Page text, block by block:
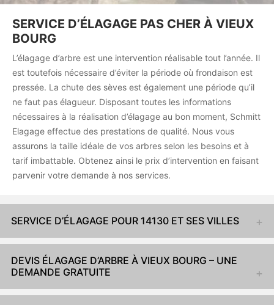
SERVICE D’ÉLAGAGE PAS CHER À VIEUX
BOURG
L’élagage d’arbre est une intervention réalisable tout l’année. Il
est toutefois nécessaire d’éviter la période où frondaison est
pressée. La chute des sèves est également une période qu’il
ne faut pas élagueur. Disposant toutes les informations
nécessaires à la réalisation d’élagage au bon moment, Schmitt
Elagage effectue des prestations de qualité. Nous vous
assurons la taille idéale de vos arbres selon les besoins et à
tarif imbattable. Obtenez ainsi le prix d’intervention en faisant
parvenir votre demande à nos services.
SERVICE D’ÉLAGAGE POUR 14130 ET SES VILLES
DEVIS ÉLAGAGE D’ARBRE À VIEUX BOURG – UNE
DEMANDE GRATUITE